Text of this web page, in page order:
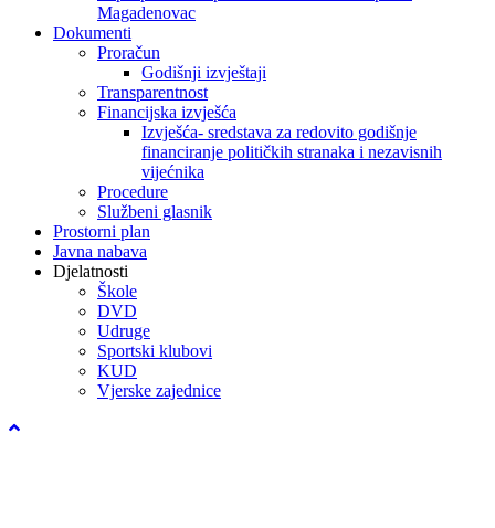
Magadenovac
Dokumenti
Proračun
Godišnji izvještaji
Transparentnost
Financijska izvješća
Izvješća- sredstava za redovito godišnje
financiranje političkih stranaka i nezavisnih
vijećnika
Procedure
Službeni glasnik
Prostorni plan
Javna nabava
Djelatnosti
Škole
DVD
Udruge
Sportski klubovi
KUD
Vjerske zajednice